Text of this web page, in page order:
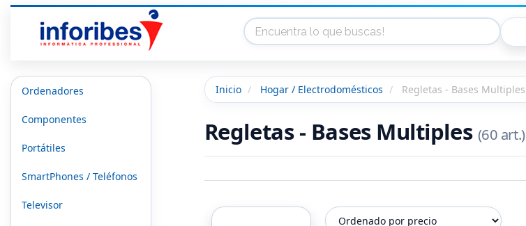
Ordenadores
Componentes
Portátiles
SmartPhones / Teléfonos
Televisor
Inicio Hogar / Electrodomésticos Regletas - Bases Multiples
Regletas - Bases Multiples (60 art.)